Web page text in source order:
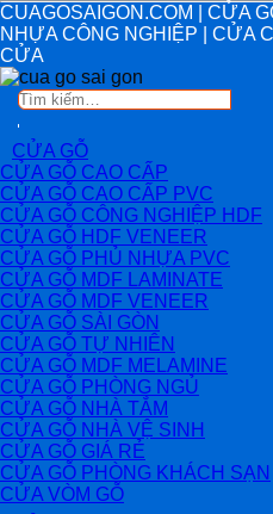
CUAGOSAIGON.COM | CỬA
NHỰA CÔNG NGHIỆP | CỬA
CỬA
Tìm
CỬA GỖ
CỬA GỖ CAO CẤP
CỬA GỖ CAO CẤP PVC
CỬA GỖ CÔNG NGHIỆP HDF
CỬA GỖ HDF VENEER
CỬA GỖ PHỦ NHỰA PVC
CỬA GỖ MDF LAMINATE
CỬA GỖ MDF VENEER
CỬA GỖ SÀI GÒN
CỬA GỖ TỰ NHIÊN
CỬA GỖ MDF MELAMINE
CỬA GỖ PHÒNG NGỦ
CỬA GỖ NHÀ TẮM
CỬA GỖ NHÀ VỆ SINH
CỬA GỖ GIÁ RẺ
CỬA GỖ PHÒNG KHÁCH SẠN
CỬA VÒM GỖ